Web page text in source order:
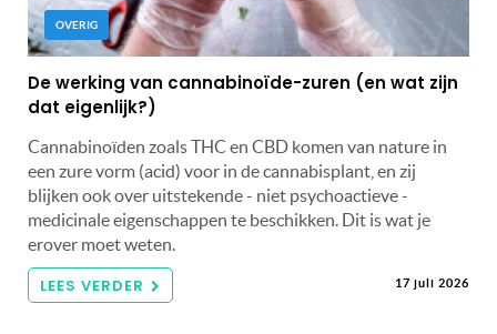
OVERIG
De werking van cannabinoïde-zuren (en wat zijn
dat eigenlijk?)
Cannabinoïden zoals THC en CBD komen van nature in
een zure vorm (acid) voor in de cannabisplant, en zij
blijken ook over uitstekende - niet psychoactieve -
medicinale eigenschappen te beschikken. Dit is wat je
erover moet weten.
LEES VERDER 17 juli 2026